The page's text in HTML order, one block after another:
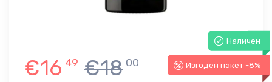
Наличен
-8%
Изгоден пакет -8%
€16 49 €18 00